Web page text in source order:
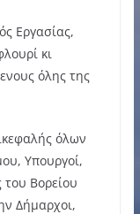
Εργασίας,
κι
όλης της
όλων
Υπουργοί,
του Βορείου
Δήμαρχοι,